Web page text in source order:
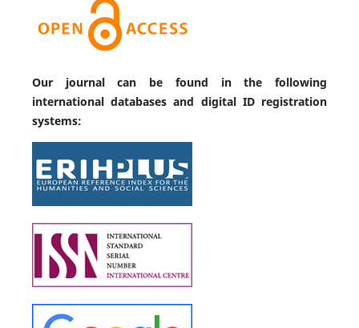
Our journal can be found in the following
international databases and digital ID registration
systems: